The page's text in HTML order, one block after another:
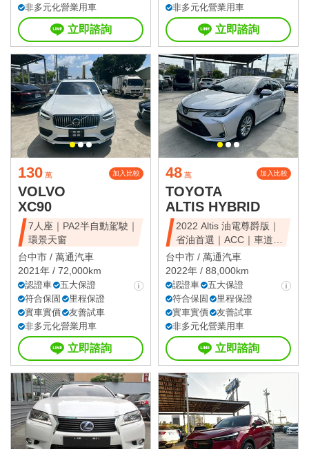
非多元化營業用車
立即諮詢
非多元化營業用車
立即諮詢
130 萬 加入比較
VOLVO
XC90
7人座｜PA2半自動駕駛｜
環景天窗
台中市 / 萬通汽車
2021年 / 72,000km
認證車
五大保證
符合保固
里程保證
實車實價
友善試車
非多元化營業用車
立即諮詢
48 萬 加入比較
TOYOTA
ALTIS HYBRID
2022 Altis 油電尊爵版｜
省油首選｜ACC｜車道維
持
台中市 / 萬通汽車
2022年 / 88,000km
認證車
五大保證
符合保固
里程保證
實車實價
友善試車
非多元化營業用車
立即諮詢